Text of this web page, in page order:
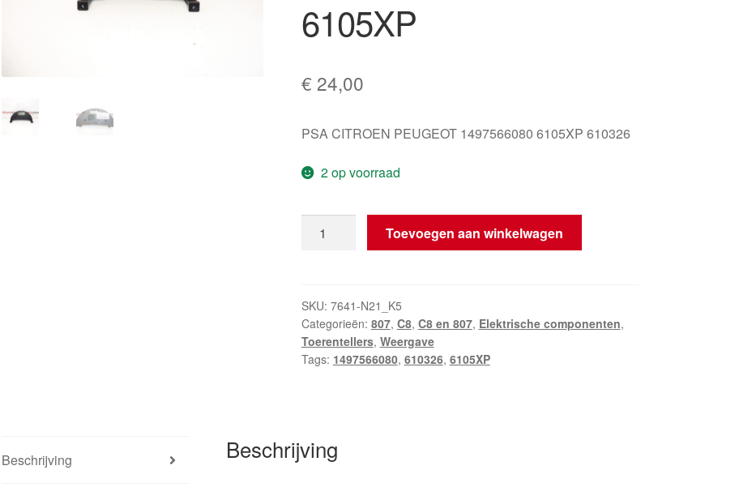
6105XP
€ 24,00
PSA CITROEN PEUGEOT 1497566080 6105XP 610326
2 op voorraad
Magneti
C8
Peugeot
807
1497566080
Toevoegen aan winkelwagen
SKU: 7641-N21_K5
Categorieën: 807, C8, C8 en 807, Elektrische componenten,
Toerentellers, Weergave
Tags: 1497566080, 610326, 6105XP
Beschrijving Beschrijving